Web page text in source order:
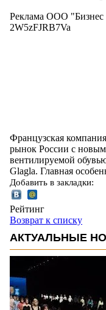
Реклама ООО "Бизнес
2W5zFJRB7Va
Французская
рынок России с
вентилируемой
Glagla. Главная
Добавить в закладки:
Рейтинг
Возврат к списку
АКТУАЛЬНЫЕ